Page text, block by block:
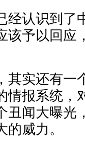
经认识到了
该予以回应
其实还有一
情报系统，
丑闻大曝光
威力。